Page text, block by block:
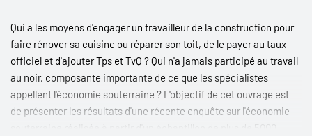
Qui a les moyens d'engager un travailleur de la construction pour
faire rénover sa cuisine ou réparer son toit, de le payer au taux
officiel et d'ajouter Tps et TvQ ? Qui n'a jamais participé au travail
au noir, composante importante de ce que les spécialistes
appellent l'économie souterraine ? L'objectif de cet ouvrage est
de présenter les résultats d'une récente enquête sur l'économie